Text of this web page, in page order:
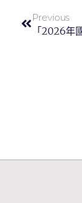
Previous